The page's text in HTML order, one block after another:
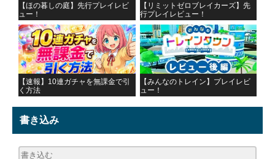
【ほの暮しの庭】先行プレイレビ
ュー！
【リミットゼロブレイカーズ】先
行プレイレビュー！
【速報】10連ガチャを無課金で引
く方法
【みんなのトレイン】プレイレビ
ュー！
書き込み